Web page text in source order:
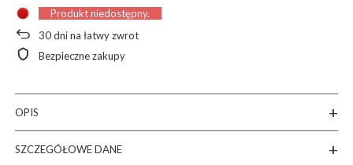
Produkt niedostępny
30dni na łatwy zwrot
Bezpieczne zakupy
OPIS
SZCZEGÓŁOWE DANE